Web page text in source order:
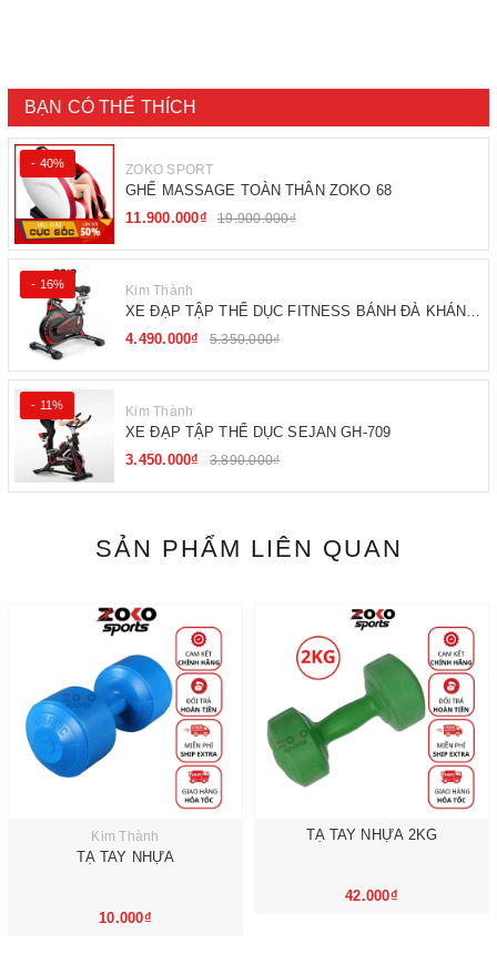
BẠN CÓ THỂ THÍCH
- 40% ZOKO SPORT
GHẾ MASSAGE TOÀN THÂN ZOKO 68
11.900.000₫
19.900.000₫
- 16% Kim Thành
XE ĐẠP TẬP THỂ DỤC FITNESS BÁNH ĐÀ KHÁNG
TỪ
4.490.000₫ 5.350.000₫
- 11% Kim Thành
XE ĐẠP TẬP THỂ DỤC SEJAN GH-709
3.450.000₫
3.890.000₫
SẢN PHẨM LIÊN QUAN
Kim Thành
TẠ TAY NHỰA
10.000₫
TẠ TAY NHỰA 2KG
42.000₫